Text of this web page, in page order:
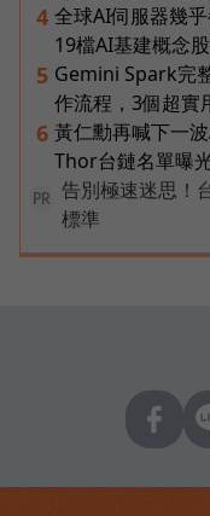
4 全球AI伺服器幾
19檔AI基建概念
5 Gemini Spark完
作流程，3個超實
6 黃仁勳再喊下一
Thor台鏈名單曝
PR
告別極速迷思！
標準